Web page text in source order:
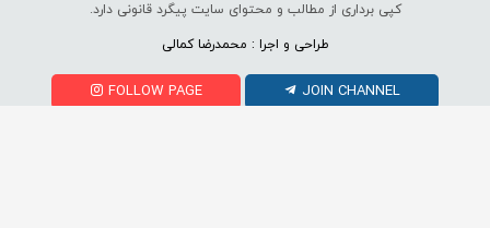
کپی برداری از مطالب و محتوای سایت پیگرد قانونی دارد.
طراحی و اجرا : محمدرضا کمالی
FOLLOW PAGE JOIN CHANNEL